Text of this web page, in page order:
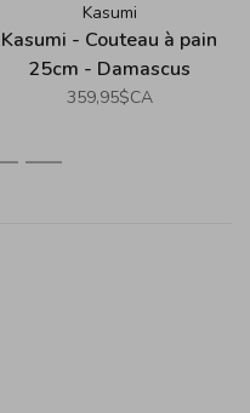
Kasumi
Kasumi - Couteau à pain
25cm - Damascus
359,95$CA
3 4